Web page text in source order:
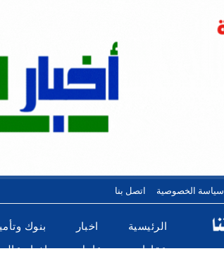
سياسة الخصوصية اتصل بنا
الرئيسية اخبار بنوك
عقارات عاجل اخبار